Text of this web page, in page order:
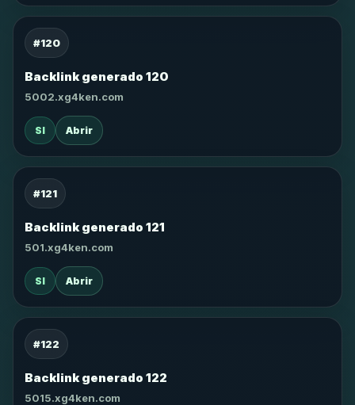
#120
Backlink generado 120
5002.xg4ken.com
SI Abrir
#121
Backlink generado 121
501.xg4ken.com
SI Abrir
#122
Backlink generado 122
5015.xg4ken.com